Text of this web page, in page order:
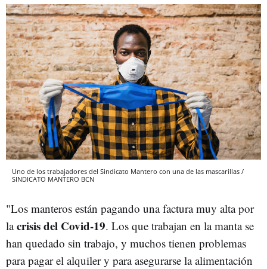
Uno de los trabajadores del Sindicato Mantero con una de las mascarillas /
SINDICATO MANTERO BCN
"Los manteros están pagando una factura muy alta por
lacrisis del Covid-19. Los que trabajan en la manta se
han quedado sin trabajo, y muchos tienen problemas
para pagar el alquiler y para asegurarse la alimentación